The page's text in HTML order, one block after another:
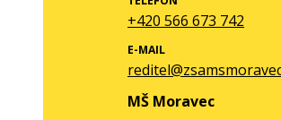
+420 566 673 742
E-MAIL
MŠ Moravec